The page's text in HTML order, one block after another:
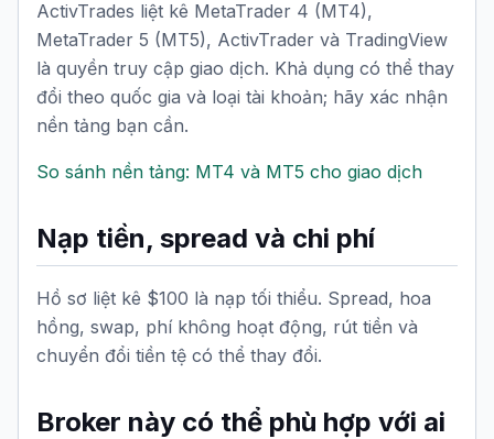
ActivTrades liệt kê MetaTrader 4 (MT4),
MetaTrader 5 (MT5), ActivTrader và TradingView
là quyền truy cập giao dịch. Khả dụng có thể thay
đổi theo quốc gia và loại tài khoản; hãy xác nhận
nền tảng bạn cần.
So sánh nền tảng: MT4 và MT5 cho giao dịch
Nạp tiền, spread và chi phí
Hồ sơ liệt kê $100 là nạp tối thiểu. Spread, hoa
hồng, swap, phí không hoạt động, rút tiền và
chuyển đổi tiền tệ có thể thay đổi.
Broker này có thể phù hợp với ai